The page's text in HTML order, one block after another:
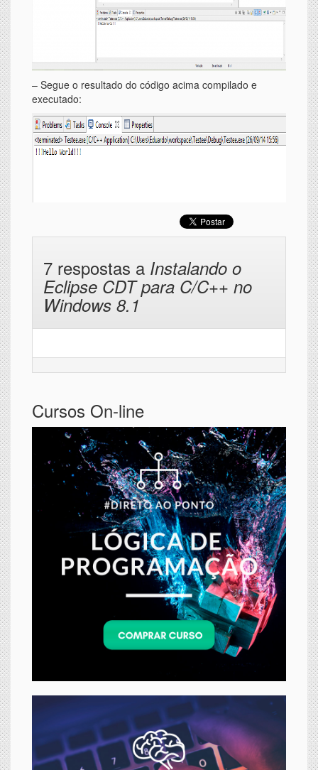
– Segue o resultado do código acima compilado e
executado:
7 respostas a Instalando o
Eclipse CDT para C/C++ no
Windows 8.1
Cursos On-line